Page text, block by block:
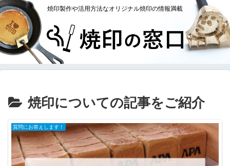
焼印製作や活用方法なオリジナル焼印の情報満載
焼印についての記事をご紹介
質問にお答えします！